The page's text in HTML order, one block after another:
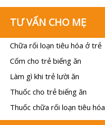
TƯ VẤN CHO MẸ
Chữa rối loạn tiêu hóa ở trẻ
Cốm cho trẻ biếng ăn
Làm gì khi trẻ lười ăn
Thuốc cho trẻ biếng ăn
Thuốc chữa rối loạn tiêu hóa